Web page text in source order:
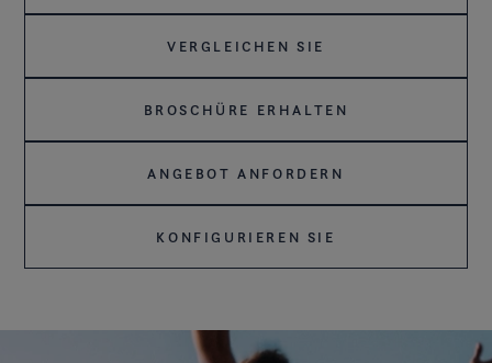
VERGLEICHEN SIE
BROSCHÜRE ERHALTEN
ANGEBOT ANFORDERN
KONFIGURIEREN SIE